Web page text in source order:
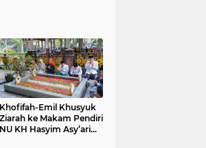
Khofifah-Emil Khusyuk
Ziarah ke Makam Pendiri
NU KH Hasyim Asy’ari